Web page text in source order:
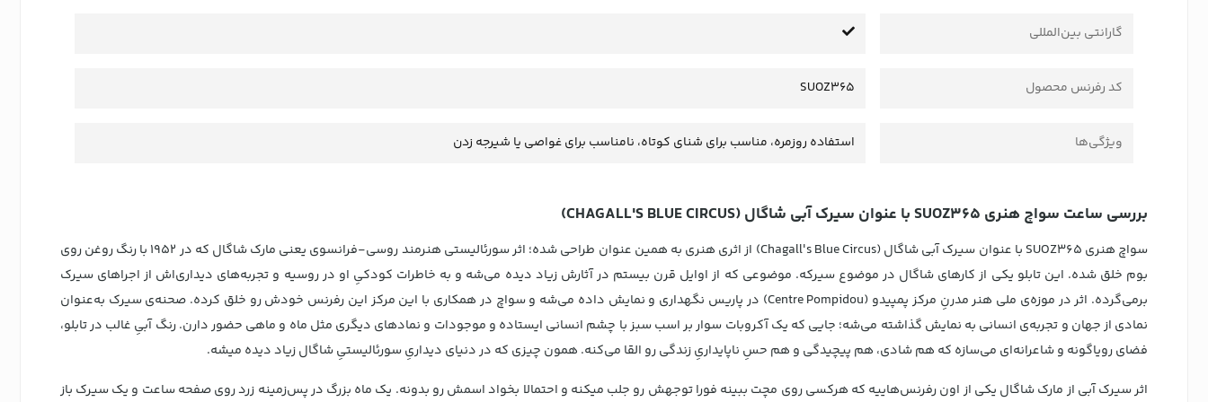
گارانتی بین‌المللی
کد رفرنس محصول SUOZ365
ویژگی‌ها استفاده روزمره، مناسب برای شنای کوتاه، نامناسب برای غواصی یا شیرجه زدن
بررسی ساعت سواچ هنری SUOZ365 با عنوان سیرک آبی شاگال (CHAGALL'S BLUE CIRCUS)
سواچ هنری SUOZ365 با عنوان سیرک آبی شاگال (Chagall's Blue Circus) از اثری هنری به همین عنوان طراحی شده؛ اثر سورئالیستی هنرمند روسی-فرانسوی یعنی مارک شاگال که در ۱۹۵۲ با رنگ روغن روی
بوم خلق شده. این تابلو یکی از کارهای شاگال در موضوع سیرکه. موضوعی که از اوایل قرن بیستم در آثارش زیاد دیده می‌شه و به خاطرات کودکیِ او در روسیه و تجربه‌های دیداری‌اش از اجراهای سیرک
برمی‌گرده. اثر در موزه‌ی ملی هنر مدرنِ مرکز پمپیدو (Centre Pompidou) در پاریس نگهداری و نمایش داده می‌شه و سواچ در همکاری با این مرکز این رفرنس خودش رو خلق کرده. صحنه‌ی سیرک به‌عنوان
نمادی از جهان و تجربه‌ی انسانی به نمایش گذاشته می‌شه؛ جایی که یک آکروبات سوار بر اسب سبز با چشم انسانی ایستاده و موجودات و نمادهای دیگری مثل ماه و ماهی حضور دارن. رنگ آبیِ غالب در تابلو،
فضای رویاگونه و شاعرانه‌ای می‌سازه که هم شادی، هم پیچیدگی و هم حسِ ناپایداریِ زندگی رو القا می‌کنه. همون چیزی که در دنیای دیداریِ سورئالیستیِ شاگال زیاد دیده میشه.
اثر سیرک آبی از مارک شاگال یکی از اون رفرنس‌هاییه که هرکسی روی مچت ببینه فورا توجهش رو جلب میکنه و احتمالا بخواد اسمش رو بدونه. یک ماه بزرگ در پس‌زمینه زرد روی صفحه ساعت و یک سیرک باز